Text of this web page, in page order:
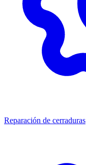
Reparación de cerraduras